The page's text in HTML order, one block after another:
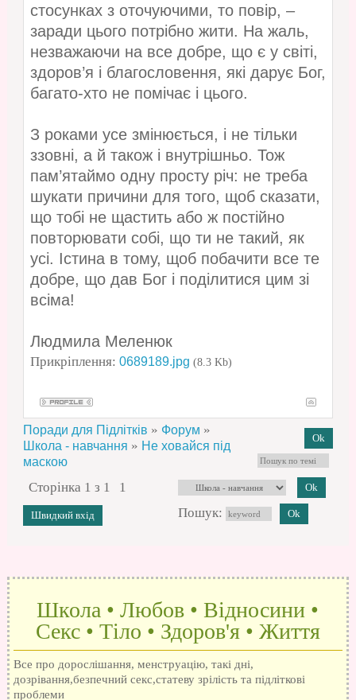
стосунках з оточуючими, то повір, –
заради цього потрібно жити. На жаль,
незважаючи на все добре, що є у світі,
здоров’я і благословення, які дарує Бог,
багато-хто не помічає і цього.
З роками усе змінюється, і не тільки
ззовні, а й також і внутрішньо. Тож
пам’ятаймо одну просту річ: не треба
шукати причини для того, щоб сказати,
що тобі не щастить або ж постійно
повторювати собі, що ти не такий, як
усі. Істина в тому, щоб побачити все те
добре, що дав Бог і поділитися цим зі
всіма!
Людмила Меленюк
Прикріплення: 0689189.jpg (8.3 Kb)
Поради для Підлітків » Форум »
Школа - навчання » Не ховайся під
маскою
Сторінка 1 з 1
1
Пошук:
Школа • Любов • Відносини •
Секс • Тіло • Здоров'я • Життя
Все про дорослішання, менструацію, такі дні,
дозрівання,безпечний секс,статеву зрілість та підліткові
проблеми